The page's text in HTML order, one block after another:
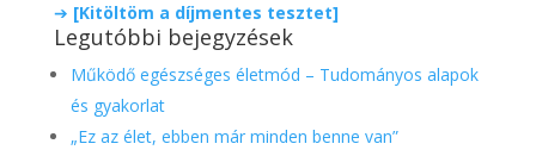
➔ [Kitöltöm a díjmentes tesztet]
Legutóbbi bejegyzések
Működő egészséges életmód – Tudományos alapok
és gyakorlat
„Ez az élet, ebben már minden benne van”